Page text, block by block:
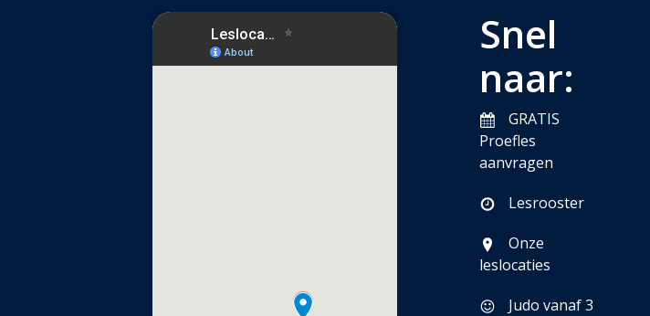
Snel
naar:
GRATIS
Proefles
aanvragen
Lesrooster
Onze
leslocaties
Judo vanaf 3